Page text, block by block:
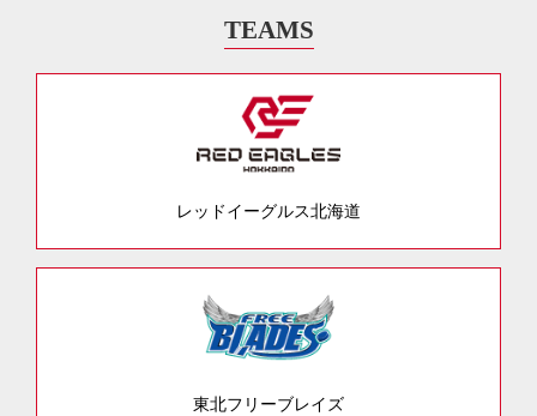
TEAMS
レッドイーグルス北海道
東北フリーブレイズ